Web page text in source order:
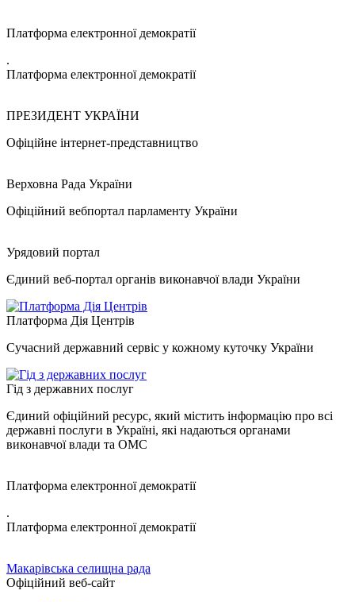
Платформа електронної демократії
.
Платформа електронної демократії
ПРЕЗИДЕНТ УКРАЇНИ
Офіційне інтернет-представництво
Верховна Рада України
Офіційний вебпортал парламенту України
Урядовий портал
Єдиний веб-портал органів виконавчої влади України
Платформа Дія Центрів
Сучасний державний сервіс у кожному куточку України
Гід з державних послуг
Єдиний офіційний ресурс, який містить інформацію про всі
державні послуги в Україні, які надаються органами
виконавчої влади та ОМС
Платформа електронної демократії
.
Платформа електронної демократії
Макарівська селищна рада
Офіційний веб-сайт